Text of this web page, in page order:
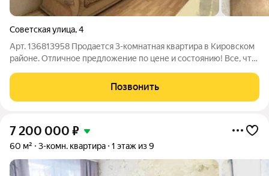
Советская улица,4
Арт. 136813958 Продается 3-комнатная квартира в Кировском
районе. Отличное предложение по цене и состоянию! Все, что
готовая к продаже! Раздельные комнаты идеальное
пространство для семьи.
Позвонить
7 200 000 ₽
60 м² 3-комн. квартира 1 этаж из 9